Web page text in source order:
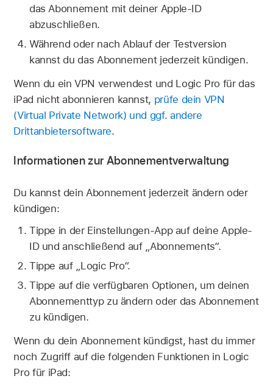
das Abonnement mit deiner Apple-ID
abzuschließen.
Während oder nach Ablauf der Testversion
kannst du das Abonnement jederzeit kündigen.
Wenn du ein VPN verwendest und Logic Pro für das
iPad nicht abonnieren kannst, prüfe dein VPN
(Virtual Private Network) und ggf. andere
Drittanbietersoftware.
Informationen zur Abonnementverwaltung
Du kannst dein Abonnement jederzeit ändern oder
kündigen:
Tippe in der Einstellungen-App auf deine Apple-
ID und anschließend auf „Abonnements“.
Tippe auf „Logic Pro“.
Tippe auf die verfügbaren Optionen, um deinen
Abonnementtyp zu ändern oder das Abonnement
zu kündigen.
Wenn du dein Abonnement kündigst, hast du immer
noch Zugriff auf die folgenden Funktionen in Logic
Pro für iPad: